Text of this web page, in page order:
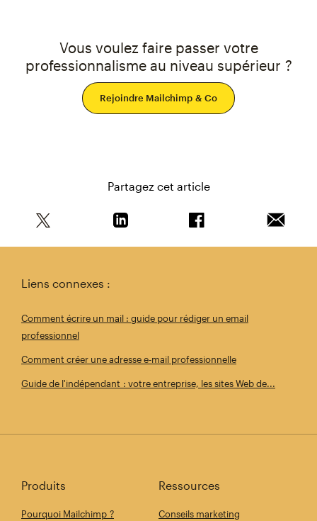
Vous voulez faire passer votre
professionnalisme au niveau supérieur ?
Rejoindre Mailchimp & Co
Partagez cet article
Liens connexes :
Comment écrire un mail : guide pour rédiger un email
professionnel
Comment créer une adresse e-mail professionnelle
Guide de l'indépendant : votre entreprise, les sites Web de...
Produits
Pourquoi Mailchimp ?
Ressources
Conseils marketing